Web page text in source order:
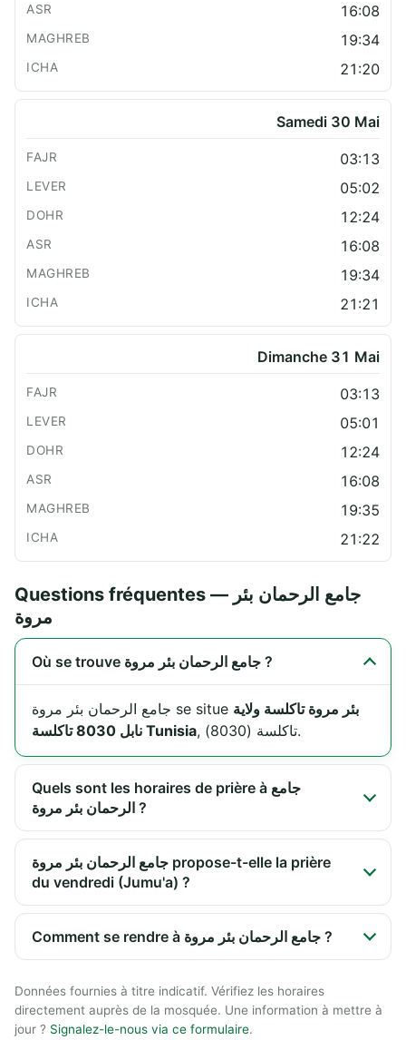
16:08
19:34
21:20
Samedi 30 Mai
03:13
05:02
12:24
16:08
19:34
21:21
Dimanche 31 Mai
03:13
05:01
12:24
16:08
19:35
21:22
Questions fréquentes — جامع الرحمان بئر
مروة
Où se trouve جامع الرحمان بئر مروة ?
جامع الرحمان بئر مروة se situe بئر مروة تاكلسة ولاية
نابل 8030 تاكلسة Tunisia
, تاكلسة (8030).
Quels sont les horaires de prière à جامع
الرحمان بئر مروة ?
جامع الرحمان بئر مروة propose-t-elle la prière
du vendredi (Jumu'a) ?
Comment se rendre à جامع الرحمان بئر مروة ?
Données fournies à titre indicatif. Vérifiez les horaires
directement auprès de la mosquée. Une information à mettre à
jour ? Signalez-le-nous via ce formulaire.